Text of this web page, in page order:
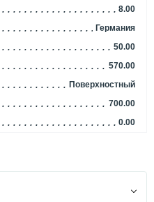
8.00
Германия
50.00
570.00
Поверхностный
700.00
0.00